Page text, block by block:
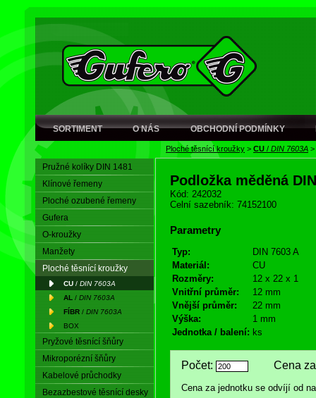
SORTIMENT O NÁS OBCHODNÍ PODMÍNKY
Ploché těsnící kroužky > CU / DIN 7603A >
Pružné kolíky DIN 1481
Klínové řemeny
Ploché ozubené řemeny
Gufera
O-kroužky
Manžety
Ploché těsnící kroužky
CU / DIN 7603A
AL / DIN 7603A
FÍBR / DIN 7603A
BOX
Pryžové těsnící šňůry
Mikroporézní šňůry
Kabelové průchodky
Bezazbestové těsnící desky
Podložka měděná
Kód: 242032
Celní sazebník: 74152100
Parametry
Typ:
DIN 7603 A
Materiál:
CU
Rozměry:
12 x 22 x 1
Vnitřní průměr:
12 mm
Vnější průměr:
22 mm
Výška:
1 mm
Jednotka / balení: ks
Počet: Cena za
Cena za jednotku se odvíjí od